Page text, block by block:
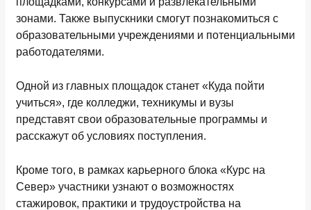
зонами. Также выпускники смогут познакомиться с
образовательными учреждениями и потенциальными
работодателями.
Одной из главных площадок станет «Куда пойти
учиться», где колледжи, техникумы и вузы
представят свои образовательные программы и
расскажут об условиях поступления.
Кроме того, в рамках карьерного блока «Курс на
Север» участники узнают о возможностях
стажировок, практики и трудоустройства на